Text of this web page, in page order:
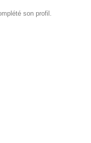
son profil.